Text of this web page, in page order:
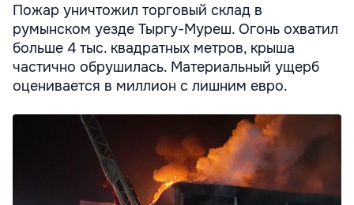
Пожар уничтожил торговый склад в
румынском уезде Тыргу-Муреш. Огонь охватил
больше 4 тыс. квадратных метров, крыша
частично обрушилась. Материальный ущерб
оценивается в миллион с лишним евро.